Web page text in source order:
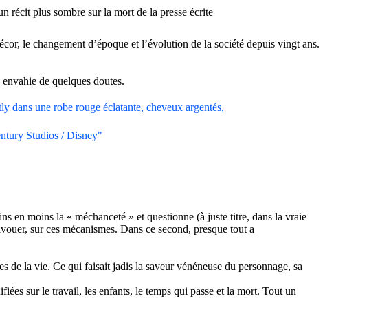
récit plus sombre sur la mort de la presse écrite
le changement d’époque et l’évolution de la société depuis vingt ans.
de quelques doutes.
Studios / Disney"
en moins la « méchanceté » et questionne (à juste titre, dans la vraie
sur ces mécanismes. Dans ce second, presque tout a
de la vie. Ce qui faisait jadis la saveur vénéneuse du personnage, sa
sur le travail, les enfants, le temps qui passe et la mort. Tout un